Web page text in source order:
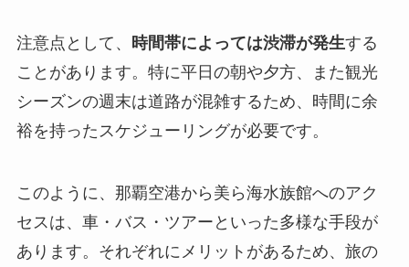
注意点として、 時間帯によっては渋滞が発生する
ことがあります。特に平日の朝や夕方、また観光
シーズンの週末は道路が混雑するため、時間に余
裕を持ったスケジューリングが必要です。
このように、那覇空港から美ら海水族館へのアク
セスは、車・バス・ツアーといった多様な手段が
あります。それぞれにメリットがあるため、旅の